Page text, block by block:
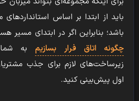
باید از ابتدا بر اساس
باشد؛ بنابراین اگر در ابتدای مسیر
چگونه اتاق فرار بسازیمبه شما
زیرساخت‌های لازم برای جذب
اول پیش‌بینی کنید.